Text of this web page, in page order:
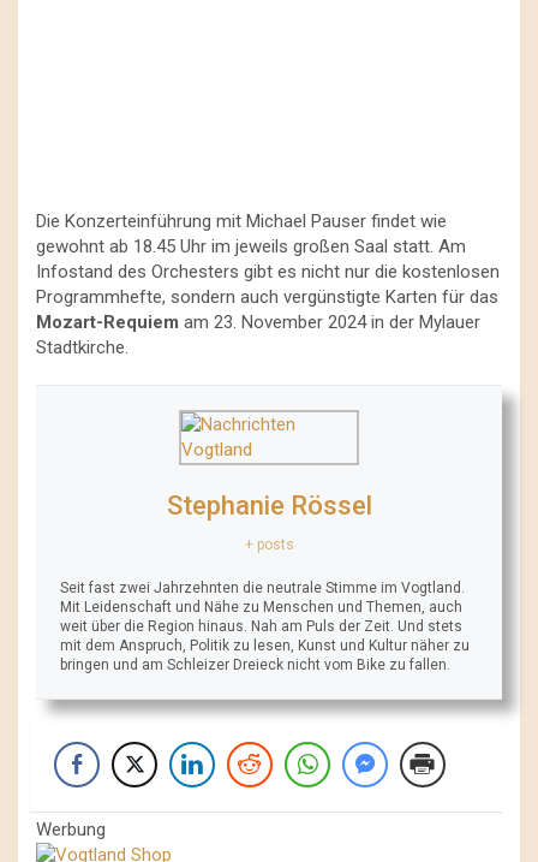
Die Konzerteinführung mit Michael Pauser findet wie
gewohnt ab 18.45 Uhr im jeweils großen Saal statt. Am
Infostand des Orchesters gibt es nicht nur die kostenlosen
Programmhefte, sondern auch vergünstigte Karten für das
Mozart-Requiem am 23. November 2024 in der Mylauer
Stadtkirche.
Stephanie Rössel
+ posts
Seit fast zwei Jahrzehnten die neutrale Stimme im Vogtland.
Mit Leidenschaft und Nähe zu Menschen und Themen, auch
weit über die Region hinaus. Nah am Puls der Zeit. Und stets
mit dem Anspruch, Politik zu lesen, Kunst und Kultur näher zu
bringen und am Schleizer Dreieck nicht vom Bike zu fallen.
Werbung